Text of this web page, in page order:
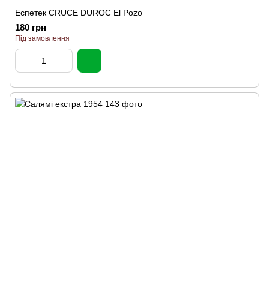
Еспетек CRUCE DUROC El Pozo
180 грн
Під замовлення